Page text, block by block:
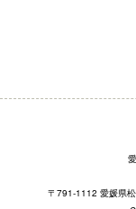
〒791-1112 愛媛県